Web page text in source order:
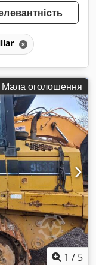
Мала оголошення
1 / 5